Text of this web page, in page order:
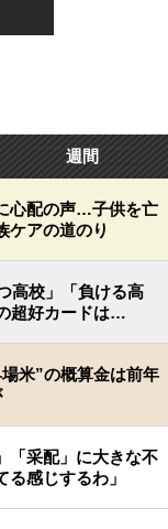
週間
心配の声…子供を亡
ケアの道のり
高校」「負ける高
超好カードは…
米”の概算金は前年
「采配」に大きな不
感じするわ」